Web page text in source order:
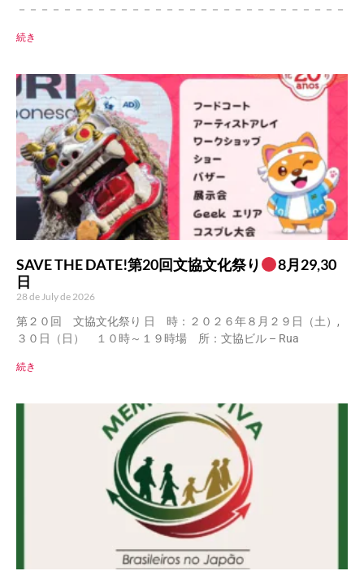
－－－－－－－－－－－－－－－－－－－－－－－－－－－－－
続き
SAVE THE DATE!第20回文協文化祭り
8月29,30
日
28 de July de 2026
第２０回 文協文化祭り 日 時：２０２６年８月２９日（土）,
３０日（日） １０時～１９時場 所：文協ビル – Rua
続き